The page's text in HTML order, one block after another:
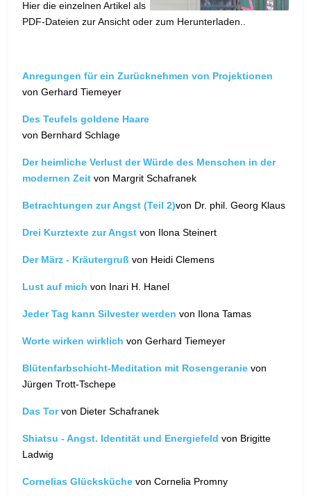
Hier die einzelnen Artikel als
PDF-Dateien zur Ansicht oder zum Herunterladen..
Anregungen für ein Zurücknehmen von Projektionen
von Gerhard Tiemeyer
Des Teufels goldene Haare
von Bernhard Schlage
Der heimliche Verlust der Würde des Menschen in der
modernen Zeit von Margrit Schafranek
Betrachtungen zur Angst (Teil 2)von Dr. phil. Georg Klaus
Drei Kurztexte zur Angst von Ilona Steinert
Der März - Kräutergruß von Heidi Clemens
Lust auf mich von Inari H. Hanel
Jeder Tag kann Silvester werden von Ilona Tamas
Worte wirken wirklich von Gerhard Tiemeyer
Blütenfarbschicht-Meditation mit Rosengeranie von
Jürgen Trott-Tschepe
Das Tor von Dieter Schafranek
Shiatsu - Angst. Identität und Energiefeld von Brigitte
Ladwig
Cornelias Glücksküche von Cornelia Promny